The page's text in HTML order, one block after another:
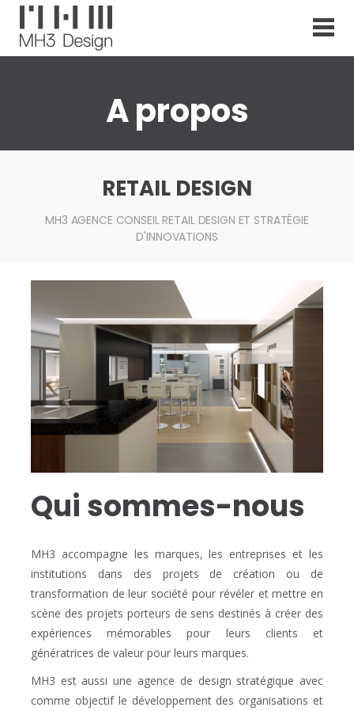
p
A propos
RETAIL DESIGN
MH3 AGENCE CONSEIL RETAIL DESIGN ET STRATÉGIE
D'INNOVATIONS
Qui sommes-nous
MH3 accompagne les marques, les entreprises et les
institutions dans des projets de création ou de
transformation de leur société pour révéler et mettre en
scène des projets porteurs de sens destinés à créer des
expériences mémorables pour leurs clients et
génératrices de valeur pour leurs marques.
MH3 est aussi une agence de design stratégique avec
comme objectif le développement des organisations et